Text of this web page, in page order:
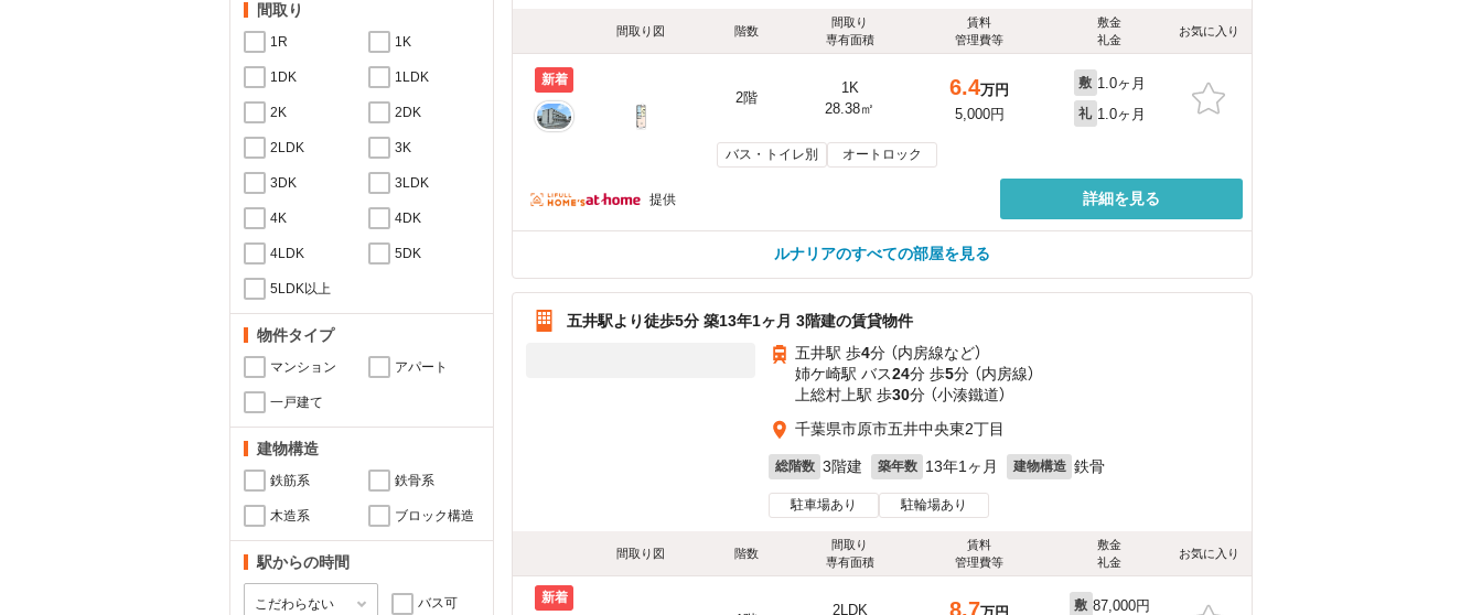
間取り
1R 1K
1DK 1LDK
2K 2DK
2LDK 3K
3DK 3LDK
4K 4DK
4LDK 5DK
5LDK以上
物件タイプ
マンション アパート
一戸建て
建物構造
鉄筋系 鉄骨系
木造系 ブロック構造
駅からの時間
バス可
間取り図 階数
間取り
専有面積
賃料
管理費等
敷金
礼金
お気に入り
新着
2階
1K
28.38㎡
6.4万円
5,000円
敷 1.0ヶ月
礼 1.0ヶ月
バス・トイレ別 オートロック
提供 詳細を見る
ルナリアのすべての部屋を見る
五井駅より徒歩5分 築13年1ヶ月 3階建の賃貸物件
五井駅 歩4分 （内房線など）
姉ケ崎駅 バス24分 歩5分 （内房線）
上総村上駅 歩30分 （小湊鐵道）
千葉県市原市五井中央東2丁目
総階数 3階建 築年数 13年1ヶ月 建物構造 鉄骨
駐車場あり 駐輪場あり
間取り図 階数
間取り
専有面積
賃料
管理費等
敷金
礼金
お気に入り
新着
2LDK
8.7 敷 87,000円